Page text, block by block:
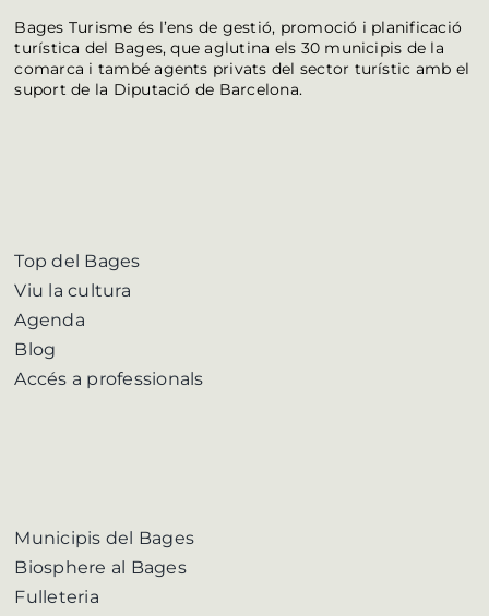
Bages Turisme és l’ens de gestió, promoció i planificació
turística del Bages, que aglutina els 30 municipis de la
comarca i també agents privats del sector turístic amb el
suport de la Diputació de Barcelona.
Top del Bages
Viu la cultura
Agenda
Blog
Accés a professionals
Municipis del Bages
Biosphere al Bages
Fulleteria